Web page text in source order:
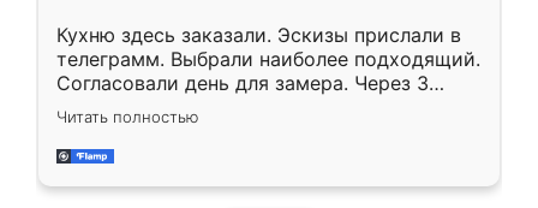
Кухню здесь заказали. Эскизы прислали в
телеграмм. Выбрали наиболее подходящий.
Согласовали день для замера. Через 3
недели кухня была уже готова. Остались
довольны работой. Спасибо Ренессанс
мебель за качественную работу!
Читать полностью